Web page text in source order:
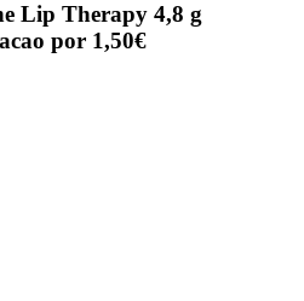
Lip Therapy 4,8 g
por 1,50€